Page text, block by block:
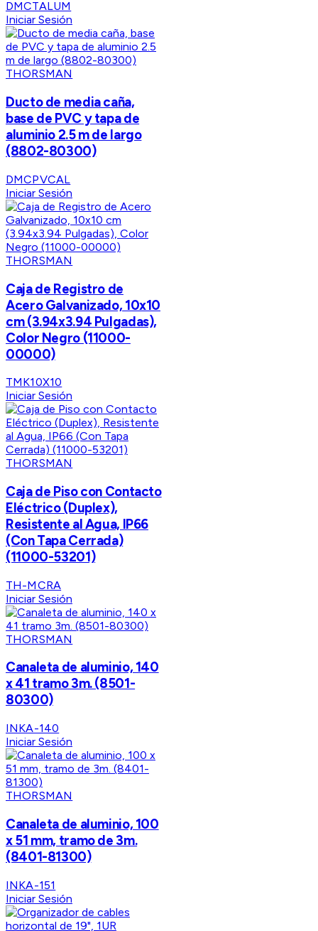
DMCTALUM
Iniciar Sesión
THORSMAN
Ducto de media caña,
base de PVC y tapa de
aluminio 2.5 m de largo
(8802-80300)
DMCPVCAL
Iniciar Sesión
THORSMAN
Caja de Registro de
Acero Galvanizado, 10x10
cm (3.94x3.94 Pulgadas),
Color Negro (11000-
00000)
TMK10X10
Iniciar Sesión
THORSMAN
Caja de Piso con Contacto
Eléctrico (Duplex),
Resistente al Agua, IP66
(Con Tapa Cerrada)
(11000-53201)
TH-MCRA
Iniciar Sesión
THORSMAN
Canaleta de aluminio, 140
x 41 tramo 3m. (8501-
80300)
INKA-140
Iniciar Sesión
THORSMAN
Canaleta de aluminio, 100
x 51 mm, tramo de 3m.
(8401-81300)
INKA-151
Iniciar Sesión